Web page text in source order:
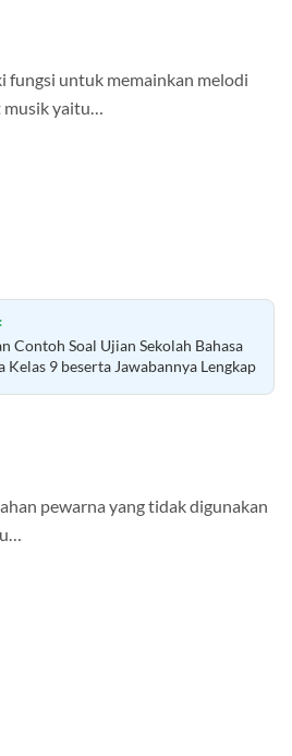
fungsi untuk memainkan melodi
musik yaitu…
Contoh Soal Ujian Sekolah Bahasa
Kelas 9 beserta Jawabannya Lengkap
pewarna yang tidak digunakan